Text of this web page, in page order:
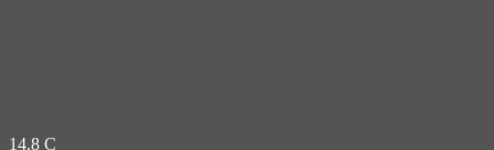
14.8 C